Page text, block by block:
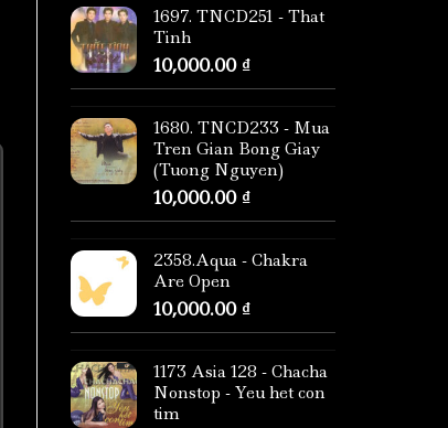
1697. TNCD251 - That
Tinh
10,000.00 ₫
1680. TNCD233 - Mua
Tren Gian Bong Giay
(Tuong Nguyen)
10,000.00 ₫
2358.Aqua - Chakra
Are Open
10,000.00 ₫
1173 Asia 128 - Chacha
Nonstop - Yeu het con
tim